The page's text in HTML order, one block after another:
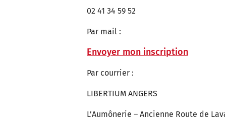
02 41 34 59 52
Par mail :
Envoyer mon inscription
Par courrier :
LIBERTIUM ANGERS
L’Aumônerie – Ancienne Route de